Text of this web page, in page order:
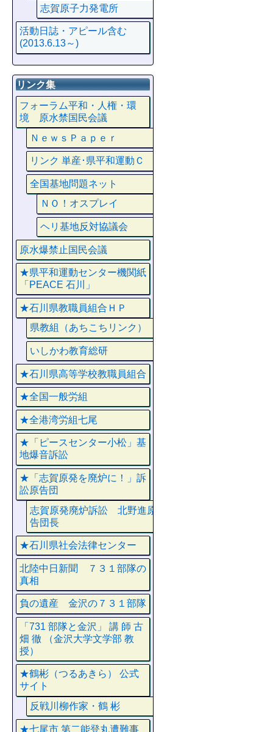
志賀原子力発電所
活動日誌・アピール含む
(2013.6.13～)
リンク集
フォーラム平和・人権・環
境 原水禁国民会議
ＮｅｗｓＰａｐｅｒ
リンク 単産･県平和運動Ｃ
全国基地問題ネット
ＮＯ！オスプレイ
ヘリ基地反対協議会
原水爆禁止国民会議
★県平和運動センター機関紙
「PEACE 石川」
★石川県教職員組合ＨＰ
県教組（あちこちリンク）
いしかわ教育総研
★石川県高等学校教職員組合
★全国一般労組
★全港湾労組七尾
★「ピースセンター小松」基
地爆音訴訟
★「志賀原発を廃炉に！」訴
訟原告団
志賀原発廃炉訴訟 北野進原
告団長
★石川県社会法律センター
北陸中日新聞 ７３１部隊の
真相
負の遺産 金沢の７３１部隊
「731 部隊と金沢」 講 師 古
畑 徹 （金沢大学文学部 教
授）
★鶴彬（つるあきら） 公式
サイト
反戦川柳作家・鶴 彬
★七尾市 第二能登丸遭難事